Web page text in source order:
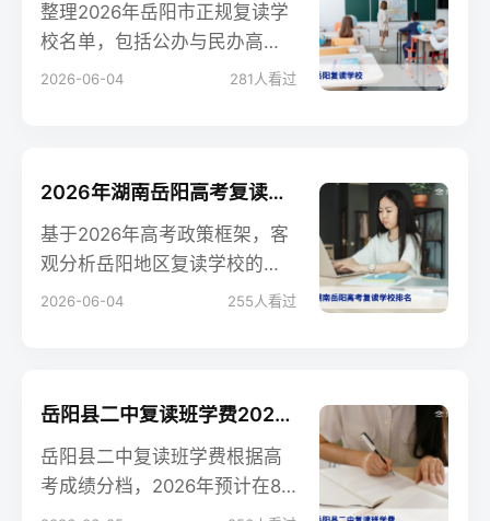
整理2026年岳阳市正规复读学
校名单，包括公办与民办高复
班，从办学资质、提分率、管
2026-06-04 281人看过
2026年湖南岳阳高考复读学校排名：权威榜单与择校指南
基于2026年高考政策框架，客
观分析岳阳地区复读学校的优
势与特色，提供择校榜单及关
2026-06-04 255人看过
岳阳县二中复读班学费2026年最新标准及收费明细
岳阳县二中复读班学费根据高
考成绩分档，2026年预计在80
00-20000元/年，含学杂费、